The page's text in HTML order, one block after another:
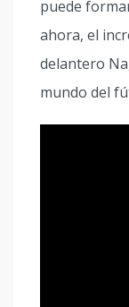
puede
ahora, el
delantero
mundo del